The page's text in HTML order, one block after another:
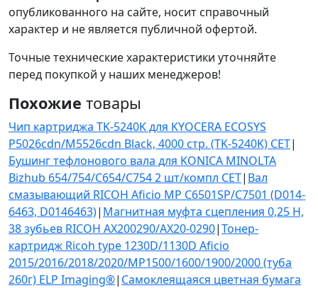
опубликованного на сайте, носит справочный
характер и не является публичной офертой.
Точные технические характеристики уточняйте
перед покупкой у наших менеджеров!
Похожие товары
Чип картриджа TK-5240K для KYOCERA ECOSYS
P5026cdn/M5526cdn Black, 4000 стр. (TK-5240K) CET|
Бушинг тефлонового вала для KONICA MINOLTA
Bizhub 654/754/C654/C754 2 шт/компл CET| Вал
смазывающий RICOH Aficio MP C6501SP/C7501 (D014-
6463, D0146463)| Магнитная муфта сцепления 0,25 Н,
38 зубьев RICOH AX200290/AX20-0290|Тонер-
картридж Ricoh type 1230D/1130D Aficio
2015/2016/2018/2020/MP1500/1600/1900/2000 (туба
260г) ELP Imaging®| Самоклеящаяся цветная бумага